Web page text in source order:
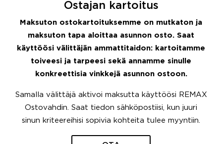
Ostajan kartoitus
Maksuton ostokartoituksemme on mutkaton ja
maksuton tapa aloittaa asunnon osto. Saat
käyttöösi välittäjän ammattitaidon: kartoitamme
toiveesi ja tarpeesi sekä annamme sinulle
konkreettisia vinkkejä asunnon ostoon.
Samalla välittäjä aktivoi maksutta käyttöösi REMAX
Ostovahdin. Saat tiedon sähköpostiisi, kun juuri
sinun kriteereihisi sopivia kohteita tulee myyntiin.